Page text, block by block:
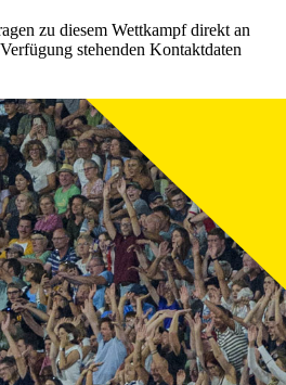
zu diesem Wettkampf direkt an
stehenden Kontaktdaten